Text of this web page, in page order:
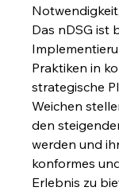
Das nDSG ist
Praktiken in
strategische
Weichen
den
werden und
konformes
Erlebnis zu